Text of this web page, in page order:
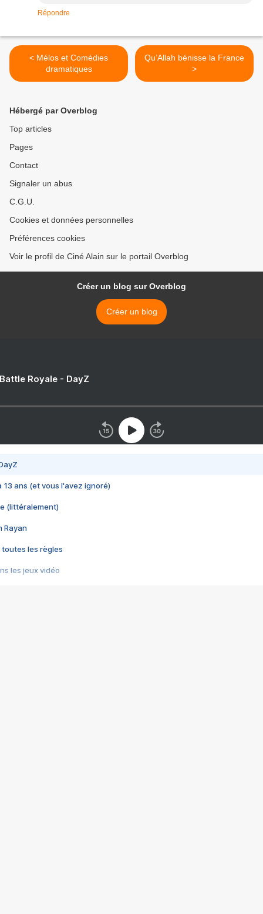
Répondre
< Mélos et Comédies
dramatiques
Qu’Allah bénisse la France
>
Hébergé par Overblog
Top articles
Pages
Contact
Signaler un abus
C.G.U.
Cookies et données personnelles
Préférences cookies
Voir le profil de Ciné Alain sur le portail Overblog
Créer un blog sur Overblog
Créer un blog
Royale - DayZ
13 ans (et vous l'avez ignoré)
(littéralement)
Rayan
toutes les règles
les jeux vidéo